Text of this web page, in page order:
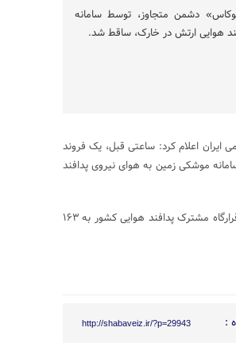
دشمن متجاوز، توسط سامانه‌
هوایی ارتش در خارک، ساقط شد.
ایران اعلام کرد: ساعتی قبل، یک فروند
موشکی زمین به هوای نیروی پدافند
با احتساب این یک فروند، تعداد پهپادهای منهدم شده توسط شبکه یکپارچه قرارگاه مشترک پدافند هوایی کشور به ۱۶۳
:
http://shabaveiz.ir/?p=29943